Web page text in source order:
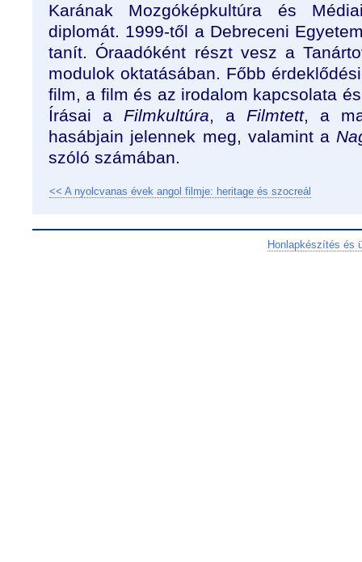
Karának Mozgóképkultúra és
diplomát. 1999-től a Debreceni
tanít. Óraadóként részt vesz a
modulok oktatásában. Főbb
film, a film és az irodalom kapcsolata
Írásai a Filmkultúra, a Filmtett, a
hasábjain jelennek meg, valamint a
szóló számában.
<< A nyolcvanas évek angol filmje: heritage és szocreál
Honlapkészítés és